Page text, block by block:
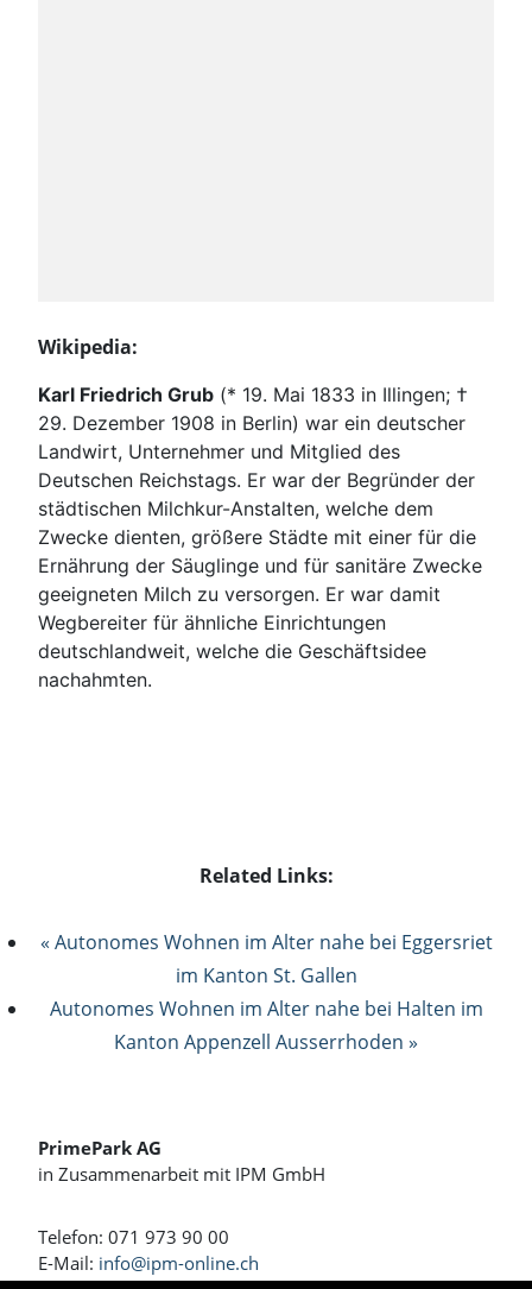
Wikipedia:
Karl Friedrich Grub (* 19. Mai 1833 in Illingen; †
29. Dezember 1908 in Berlin) war ein deutscher
Landwirt, Unternehmer und Mitglied des
Deutschen Reichstags. Er war der Begründer der
städtischen Milchkur-Anstalten, welche dem
Zwecke dienten, größere Städte mit einer für die
Ernährung der Säuglinge und für sanitäre Zwecke
geeigneten Milch zu versorgen. Er war damit
Wegbereiter für ähnliche Einrichtungen
deutschlandweit, welche die Geschäftsidee
nachahmten.
Related Links:
« Autonomes Wohnen im Alter nahe bei Eggersriet
im Kanton St. Gallen
Autonomes Wohnen im Alter nahe bei Halten im
Kanton Appenzell Ausserrhoden »
PrimePark AG
in Zusammenarbeit mit IPM GmbH
Telefon: 071 973 90 00
E-Mail: info@ipm-online.ch